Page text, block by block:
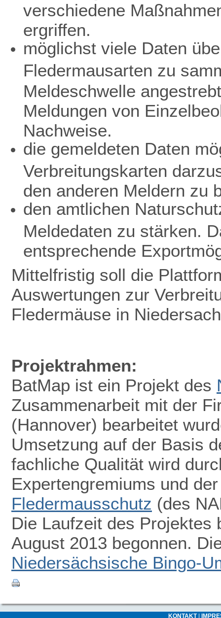
verschiedene
ergriffen.
möglichst viele Daten
Fledermausarten zu
Meldeschwelle
Meldungen von
Nachweise.
die gemeldeten Daten
Verbreitungskarten
den anderen Meldern zu
den amtlichen
Meldedaten zu stärken.
entsprechende
Mittelfristig soll die
Auswertungen zur
Fledermäuse in
Projektrahmen:
BatMap ist ein Projekt des
Zusammenarbeit mit der
(Hannover) bearbeitet
Umsetzung auf der Basis
fachliche Qualität wird
Expertengremiums und
Fledermausschutz (des
Die Laufzeit des Projektes
August 2013 begonnen.
Niedersächsische Bingo-
KONTAKT|